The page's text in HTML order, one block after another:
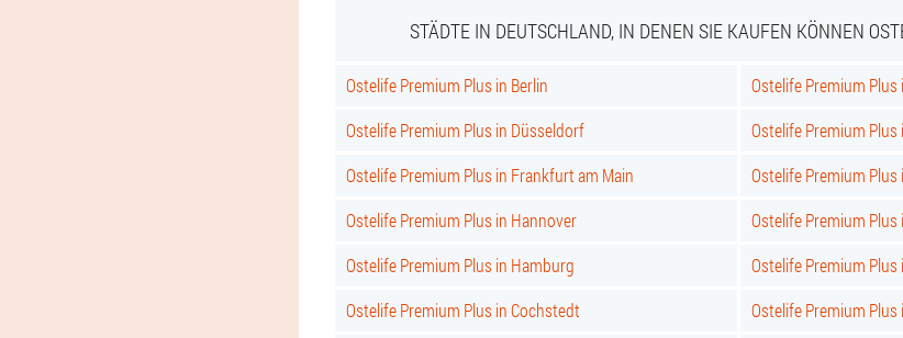
STÄDTE IN DEUTSCHLAND, IN DENEN SIE KAUFEN KÖNNEN
Ostelife Premium Plus in Berlin
Ostelife Premium Plus
Ostelife Premium Plus in Düsseldorf
Ostelife Premium Plus
Ostelife Premium Plus in Frankfurt am Main
Ostelife Premium
Ostelife Premium Plus in Hannover
Ostelife Premium Plus
Ostelife Premium Plus in Hamburg
Ostelife Premium Plus
Ostelife Premium Plus in Cochstedt
Ostelife Premium